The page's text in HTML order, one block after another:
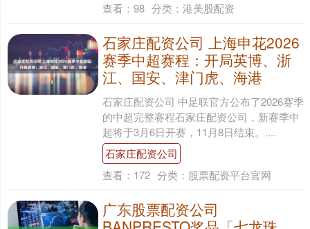
查看： 98 分类： 港美股配资
石家庄配资公司 上海申花2026
赛季中超赛程：开局英博、浙
江、国安、津门虎、海港
石家庄配资公司 中足联官方公布了2026赛季
的中超完整赛程石家庄配资公司，新赛季中
超将于3月6日开赛，11月8日结束。....
石家庄配资公司
查看： 172 分类： 股票配资平台官网
广东股票配资公司